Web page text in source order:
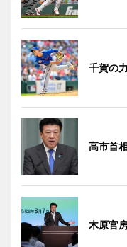
千賀の
高市首
木原官